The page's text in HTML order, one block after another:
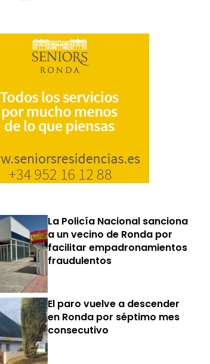
La Policía Nacional sanciona
a un vecino de Ronda por
facilitar empadronamientos
fraudulentos
El paro vuelve a descender
en Ronda por séptimo mes
consecutivo